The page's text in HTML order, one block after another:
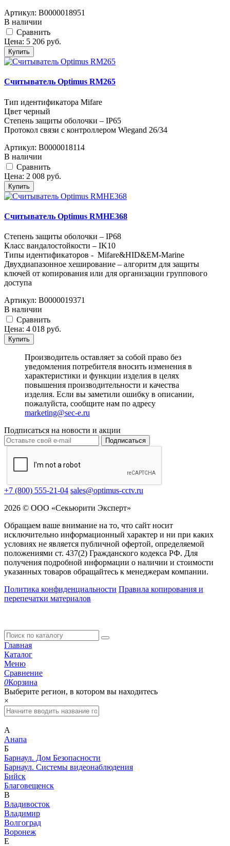
Артикул: В0000018951
В наличии
Cравнить
Цена: 5 206 руб.
Купить
Считыватель Optimus RM265
Тип идентификатора Mifare
Цвет черный
Степень защиты оболочки – IP65
Протокол связи с контроллером Wiegand 26/34
Артикул: В0000018114
В наличии
Cравнить
Цена: 2 008 руб.
Купить
Считыватель Optimus RMHE368
Степень защиты оболочки – IP68
Класс вандалостойкости – IK10
Типы идентификаторов - Mifare&HID&EM-Marine
Двухдиапазонное хеширование – алгоритм для защиты
ключей от копирования или для организации группового
доступа
Артикул: В0000019371
В наличии
Cравнить
Цена: 4 018 руб.
Купить
Производитель оставляет за собой право без
уведомления потребителя вносить изменения в
характеристики и функции изделия в целях
повышения производительности и качества
изделия. Если вы заметили ошибку в описании,
пожалуйста, сообщите нам по адресу
marketing@sec-e.ru
Подписаться на новости и акции
Подписаться
+7 (800) 555-21-04 sales@optimus-cctv.ru
2026 © ООО «Секьюрити Эксперт»
Обращаем ваше внимание на то, что сайт носит
исключительно информационный характер и ни при каких
условиях не является публичной офертой, определяемой
положениями ст. 437(2) Гражданского кодекса РФ. Для
получения подробной информации о наличии и стоимости
указанных товаров обращайтесь к менеджерам компании.
Политика конфиденциальности Правила копирования и
перепечатки материалов
Главная
Каталог
Меню
Сравнение
0Корзина
Выберите регион, в котором вы находитесь
×
А
Анапа
Б
Барнаул. Дом Безопасности
Барнаул. Системы видеонаблюдения
Бийск
Благовещенск
В
Владивосток
Владимир
Волгоград
Воронеж
Е